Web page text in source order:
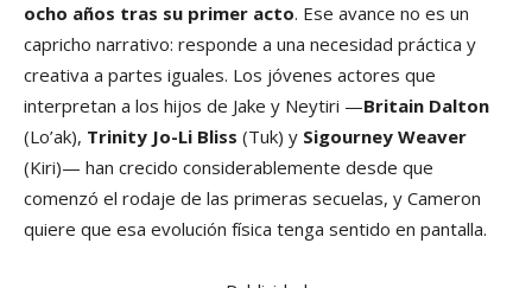
ocho años tras su primer acto. Ese avance no es un
capricho narrativo: responde a una necesidad práctica y
creativa a partes iguales. Los jóvenes actores que
interpretan a los hijos de Jake y Neytiri —Britain Dalton
(Lo’ak), Trinity Jo-Li Bliss (Tuk) y Sigourney Weaver
(Kiri)— han crecido considerablemente desde que
comenzó el rodaje de las primeras secuelas, y Cameron
quiere que esa evolución física tenga sentido en pantalla.